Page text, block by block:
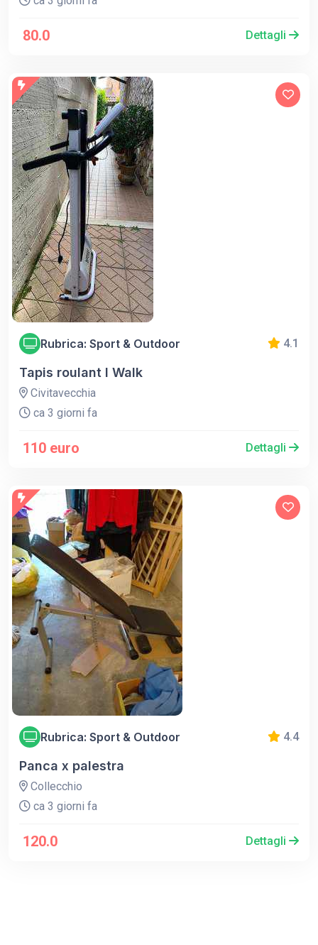
80.0 Dettagli
Rubrica: Sport & Outdoor 4.1
Tapis roulant I Walk
Civitavecchia
ca 3 giorni fa
110 euro Dettagli
Rubrica: Sport & Outdoor 4.4
Panca x palestra
Collecchio
ca 3 giorni fa
120.0 Dettagli